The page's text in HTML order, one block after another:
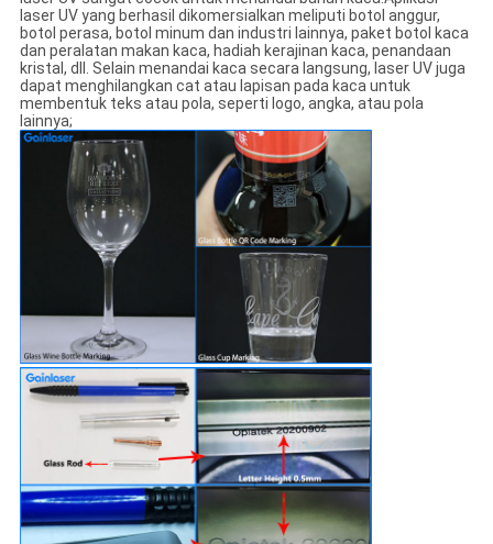
laser UV yang berhasil dikomersialkan meliputi botol anggur,
botol perasa, botol minum dan industri lainnya, paket botol kaca
dan peralatan makan kaca, hadiah kerajinan kaca, penandaan
kristal, dll. Selain menandai kaca secara langsung, laser UV juga
dapat menghilangkan cat atau lapisan pada kaca untuk
membentuk teks atau pola, seperti logo, angka, atau pola
lainnya;